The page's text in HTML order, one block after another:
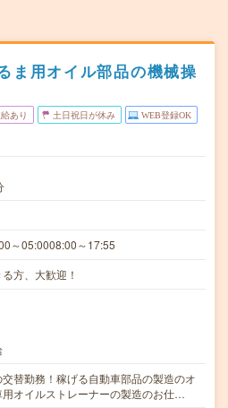
ま用オイル部品の機械操
あり 土日祝日が休み WEB登録OK
～05:0008:00～17:55
方、大歓迎！
替勤務！稼げる自動車部品の製造のオ
オイルストレーナーの製造のお仕…